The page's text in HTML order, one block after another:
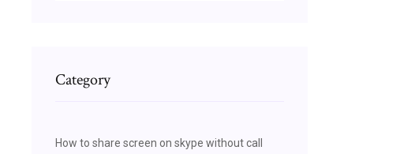
Category
How to share screen on skype without call